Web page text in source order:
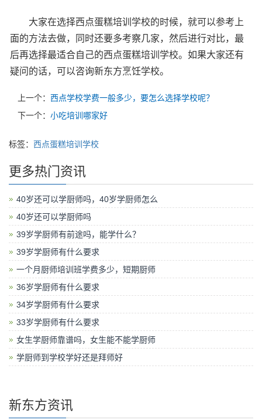
大家在选择西点蛋糕培训学校的时候，就可以参考上
面的方法去做，同时还要多考察几家，然后进行对比，最
后再选择最适合自己的西点蛋糕培训学校。如果大家还有
疑问的话，可以咨询新东方烹饪学校。
上一个： 西点学校学费一般多少，要怎么选择学校呢？
下一个： 小吃培训哪家好
标签： 西点蛋糕培训学校
更多热门资讯
40岁还可以学厨师吗，40岁学厨师怎么
40岁还可以学厨师吗
39岁学厨师有前途吗，能学什么？
39岁学厨师有什么要求
一个月厨师培训班学费多少，短期厨师
36岁学厨师有什么要求
34岁学厨师有什么要求
33岁学厨师有什么要求
女生学厨师靠谱吗，女生能不能学厨师
学厨师到学校学好还是拜师好
新东方资讯